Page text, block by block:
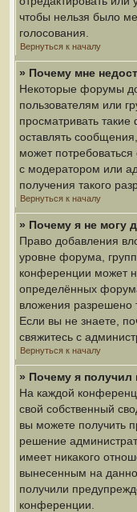
чтобы нельзя было
голосования.
Вернуться к началу
» Почему мне
Некоторые форумы
пользователям или
просматривать
оставлять
может
с модератором или
получения такого
Вернуться к началу
» Почему я не могу
Право добавления
уровне форума,
конференции может
определённых
вложения разрешено
Если вы не знаете,
свяжитесь с
Вернуться к началу
» Почему я получил
На каждой
свой собственный
вы можете получить
решение
имеет никакого
вынесенным на
получили
конференции.